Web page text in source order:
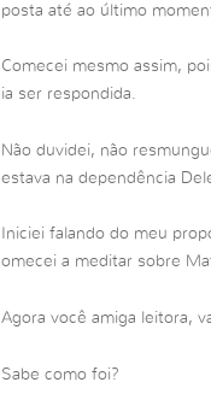
posta até ao último
Comecei mesmo assim,
ia ser respondida.
Não duvidei, não
estava na dependência
Iniciei falando do meu
omecei a meditar sobre
Agora você amiga leitora,
Sabe como foi?